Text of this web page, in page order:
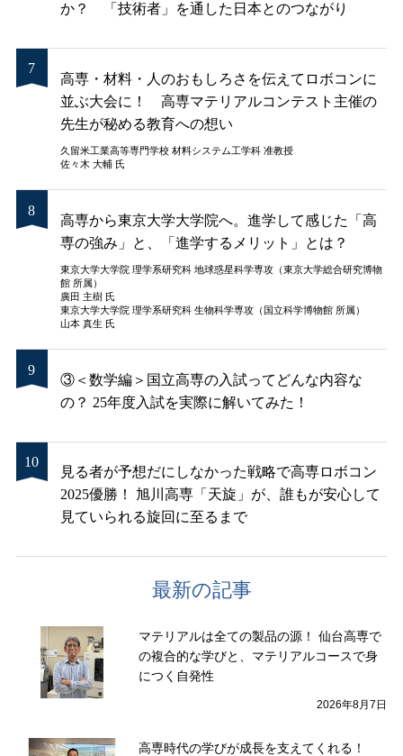
か？ 「技術者」を通した日本とのつながり
高専・材料・人のおもしろさを伝えてロボコンに
並ぶ大会に！ 高専マテリアルコンテスト主催の
先生が秘める教育への想い
久留米工業高等専門学校 材料システム工学科 准教授
佐々木 大輔 氏
高専から東京大学大学院へ。進学して感じた「高
専の強み」と、「進学するメリット」とは？
東京大学大学院 理学系研究科 地球惑星科学専攻（東京大学総合研究博物
館 所属）
廣田 主樹 氏
東京大学大学院 理学系研究科 生物科学専攻（国立科学博物館 所属）
山本 真生 氏
③＜数学編＞国立高専の入試ってどんな内容な
の？ 25年度入試を実際に解いてみた！
見る者が予想だにしなかった戦略で高専ロボコン
2025優勝！ 旭川高専「天旋」が、誰もが安心して
見ていられる旋回に至るまで
最新の記事
マテリアルは全ての製品の源！ 仙台高専で
の複合的な学びと、マテリアルコースで身
につく自発性
2026年8月7日
高専時代の学びが成長を支えてくれる！